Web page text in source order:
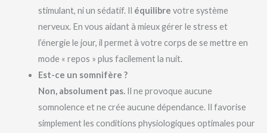
stimulant, ni un sédatif. Il équilibre votre système
nerveux. En vous aidant à mieux gérer le stress et
l’énergie le jour, il permet à votre corps de se mettre en
mode « repos » plus facilement la nuit.
Est-ce un somnifère ?
Non, absolument pas.Il ne provoque aucune
somnolence et ne crée aucune dépendance. Il favorise
simplement les conditions physiologiques optimales pour